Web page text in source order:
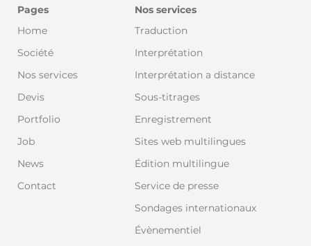
Pages
Home
Société
Nos services
Devis
Portfolio
Job
News
Contact
Nos services
Traduction
Interprétation
Interprétation a distance
Sous-titrages
Enregistrement
Sites web multilingues
Édition multilingue
Service de presse
Sondages internationaux
Évènementiel